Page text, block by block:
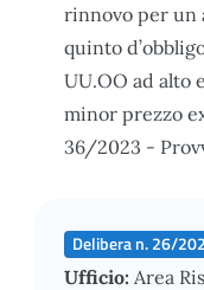
rinnovo per un
quinto
UU.OO ad alto
minor prezzo
36/2023 -
Delibera n. 26/
Ufficio: Area